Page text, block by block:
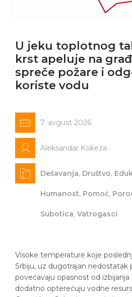
U jeku toplotnog
krst apeluje na
spreče požare i
koriste vodu
7. avgust 2026.
Aleksandar Kokeza
Dešavanja, Društvo,
Humanost, Pomoć,
Subotica, Vatrogasci
Visoke temperature koje
Srbiju, uz dugotrajan nedostatak
povećavaju opasnost od
dodatno opterećuju vodne